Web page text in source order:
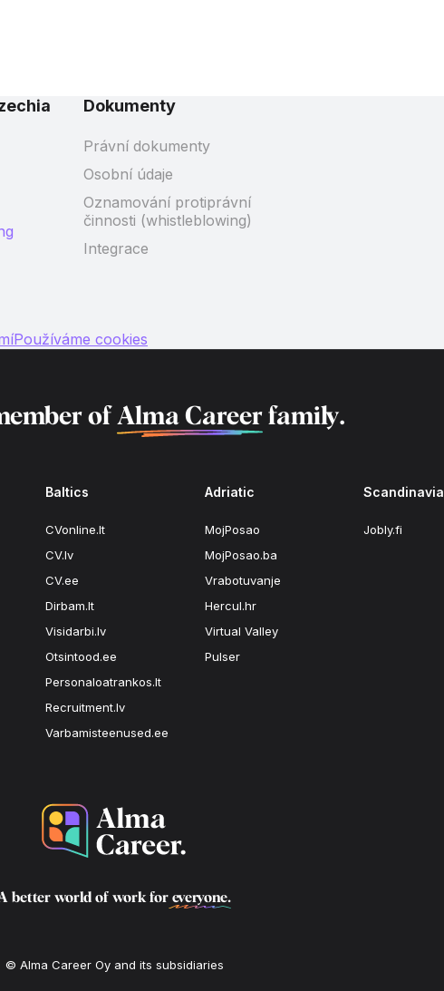
Dokumenty
Právní dokumenty
Osobní údaje
Oznamování protiprávní
činnosti (whistleblowing)
Integrace
Používáme cookies
of Alma Careerfamily.
Baltics
CVonline.lt
CV.lv
CV.ee
Dirbam.lt
Visidarbi.lv
Otsintood.ee
Personaloatrankos.lt
Recruitment.lv
Varbamisteenused.ee
Adriatic
MojPosao
MojPosao.ba
Vrabotuvanje
Hercul.hr
Virtual Valley
Pulser
Scandinavia
Jobly.fi
better world of work for everyone.
© Alma Career Oy and its subsidiaries